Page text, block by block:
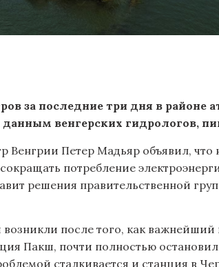
за последние три дня в районе
венгерских гидрологов,
Венгрии Петер Мадьяр объявил,
потребление
решения правительственной
после того, как важнейший
Пакш, почти полностью
сталкивается и станция в